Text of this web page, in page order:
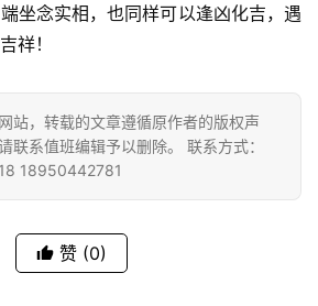
坐念实相，也同样可以逢凶化吉，遇
祥！
站，转载的文章遵循原作者的版权声
联系值班编辑予以删除。 联系方式：
18950442781
赞 (0)